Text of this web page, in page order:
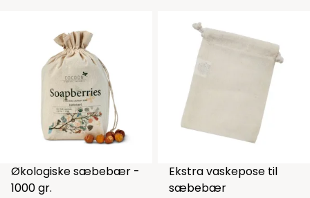
Økologiske sæbebær -
1000 gr.
Ekstra vaskepose til
sæbebær